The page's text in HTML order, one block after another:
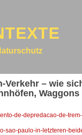
Verkehr – wie
de-depredacao-de-
sao-paulo-in-letzteren-